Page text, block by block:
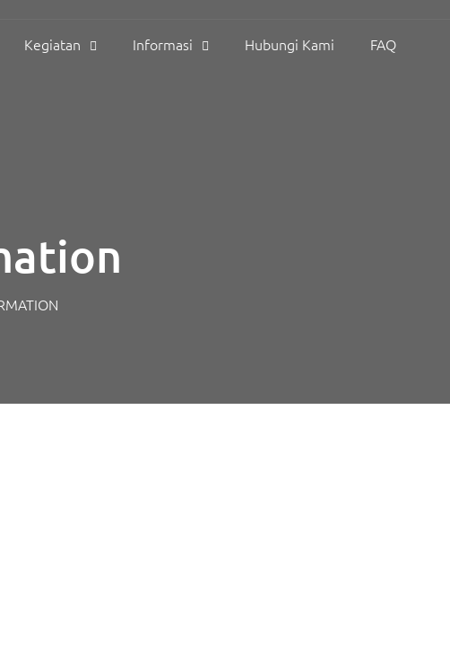
Kegiatan Informasi Hubungi Kami FAQ